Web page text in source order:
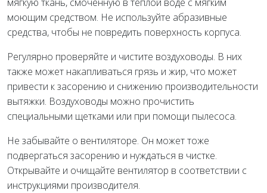
моющим средством. Не используйте абразивные
средства, чтобы не повредить поверхность корпуса.
Регулярно проверяйте и чистите воздуховоды. В них
также может накапливаться грязь и жир, что может
привести к засорению и снижению производительности
вытяжки. Воздуховоды можно прочистить
специальными щетками или при помощи пылесоса.
Не забывайте о вентиляторе. Он может тоже
подвергаться засорению и нуждаться в чистке.
Открывайте и очищайте вентилятор в соответствии с
инструкциями производителя.